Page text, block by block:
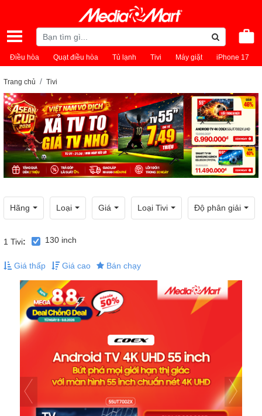
Điều hòa Quạt điều hòa Tủ lạnh Tivi Máy giặt iPhone 17
Trang chủ Tivi
Hãng Loại Giá Loại Tivi Độ phân giải
1 Tivi: 130 inch
Giá thấp Giá cao Bán chạy